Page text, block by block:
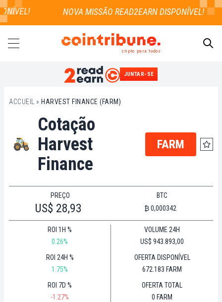
cripto para todos
JUNTAR-SE
ACCUEIL » HARVEST FINANCE (FARM)
Cotação
Harvest
Finance
FARM
PREÇO
US$ 28,93
BTC
₿ 0,000342
ROI 1H %
0.26%
ROI 24H %
1.75%
ROI 7D %
-1.27%
VOLUME 24H
US$ 943.893,00
OFERTA DISPONÍVEL
672.183 FARM
OFERTA TOTAL
0 FARM